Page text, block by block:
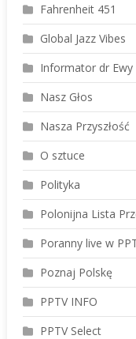
Fahrenheit 451
Global Jazz Vibes
Informator dr Ewy
Nasz Głos
Nasza Przyszłość
O sztuce
Polityka
Polonijna Lista
Poranny live w
Poznaj Polskę
PPTV INFO
PPTV Select